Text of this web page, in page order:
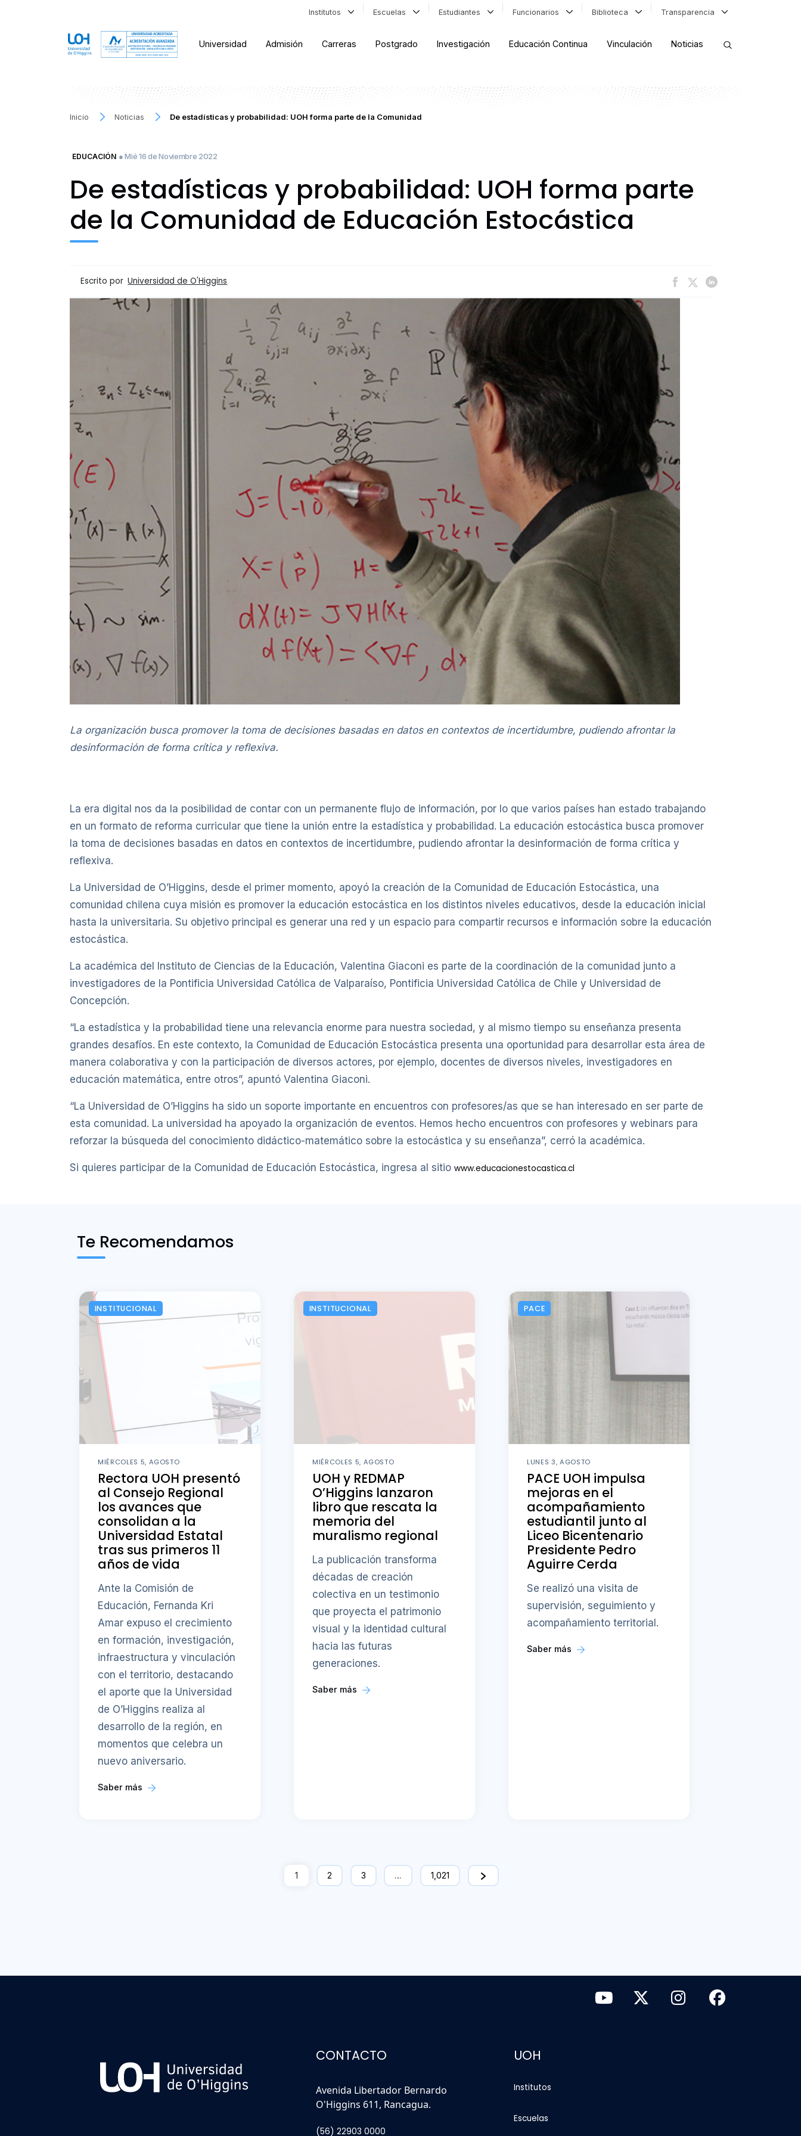
Institutos Escuelas Estudiantes Funcionarios Biblioteca Transparencia
Universidad Admisión Carreras Postgrado Investigación Educación Continua Vinculación Noticias
Inicio Noticias De estadísticas y probabilidad: UOH forma parte de la Comunidad
EDUCACIÓN ● Mié 16 de Noviembre 2022
De estadísticas y probabilidad: UOH forma parte
de la Comunidad de Educación Estocástica
Escrito por Universidad de O'Higgins
La organización busca promover la toma de decisiones basadas en datos en contextos de incertidumbre, pudiendo afrontar la
desinformación de forma crítica y reflexiva.
La era digital nos da la posibilidad de contar con un permanente flujo de información, por lo que varios países han estado trabajando
en un formato de reforma curricular que tiene la unión entre la estadística y probabilidad. La educación estocástica busca promover
la toma de decisiones basadas en datos en contextos de incertidumbre, pudiendo afrontar la desinformación de forma crítica y
reflexiva.
La Universidad de O’Higgins, desde el primer momento, apoyó la creación de la Comunidad de Educación Estocástica, una
comunidad chilena cuya misión es promover la educación estocástica en los distintos niveles educativos, desde la educación inicial
hasta la universitaria. Su objetivo principal es generar una red y un espacio para compartir recursos e información sobre la educación
estocástica.
La académica del Instituto de Ciencias de la Educación, Valentina Giaconi es parte de la coordinación de la comunidad junto a
investigadores de la Pontificia Universidad Católica de Valparaíso, Pontificia Universidad Católica de Chile y Universidad de
Concepción.
“La estadística y la probabilidad tiene una relevancia enorme para nuestra sociedad, y al mismo tiempo su enseñanza presenta
grandes desafíos. En este contexto, la Comunidad de Educación Estocástica presenta una oportunidad para desarrollar esta área de
manera colaborativa y con la participación de diversos actores, por ejemplo, docentes de diversos niveles, investigadores en
educación matemática, entre otros”, apuntó Valentina Giaconi.
“La Universidad de O’Higgins ha sido un soporte importante en encuentros con profesores/as que se han interesado en ser parte de
esta comunidad. La universidad ha apoyado la organización de eventos. Hemos hecho encuentros con profesores y webinars para
reforzar la búsqueda del conocimiento didáctico-matemático sobre la estocástica y su enseñanza”, cerró la académica.
Si quieres participar de la Comunidad de Educación Estocástica, ingresa al sitio www.educacionestocastica.cl
Te Recomendamos
INSTITUCIONAL
MIÉRCOLES 5, AGOSTO
Rectora UOH presentó
al Consejo Regional
los avances que
consolidan a la
Universidad Estatal
tras sus primeros 11
años de vida
Ante la Comisión de
Educación, Fernanda Kri
Amar expuso el crecimiento
en formación, investigación,
infraestructura y vinculación
con el territorio, destacando
el aporte que la Universidad
de O’Higgins realiza al
desarrollo de la región, en
momentos que celebra un
nuevo aniversario.
Saber más
INSTITUCIONAL
MIÉRCOLES 5, AGOSTO
UOH y REDMAP
O’Higgins lanzaron
libro que rescata la
memoria del
muralismo regional
La publicación transforma
décadas de creación
colectiva en un testimonio
que proyecta el patrimonio
visual y la identidad cultural
hacia las futuras
generaciones.
Saber más
PACE
LUNES 3, AGOSTO
PACE UOH impulsa
mejoras en el
acompañamiento
estudiantil junto al
Liceo Bicentenario
Presidente Pedro
Aguirre Cerda
Se realizó una visita de
supervisión, seguimiento y
acompañamiento territorial.
Saber más
1 2 3 … 1,021
CONTACTO
Avenida Libertador Bernardo
O'Higgins 611, Rancagua.
(56) 22903 0000
UOH
Institutos
Escuelas